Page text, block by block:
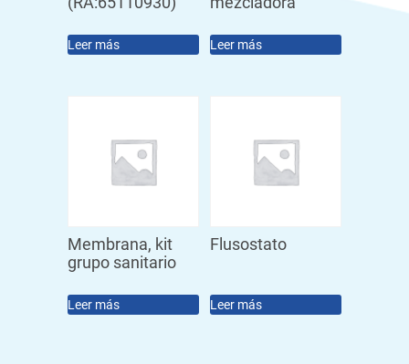
Leer más Leer más
Membrana, kit
grupo sanitario
Leer más
Flusostato
Leer más